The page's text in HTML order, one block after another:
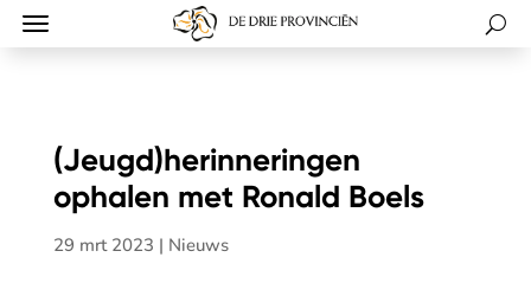
(Jeugd)herinneringen
ophalen met Ronald Boels
29 mrt 2023 | Nieuws